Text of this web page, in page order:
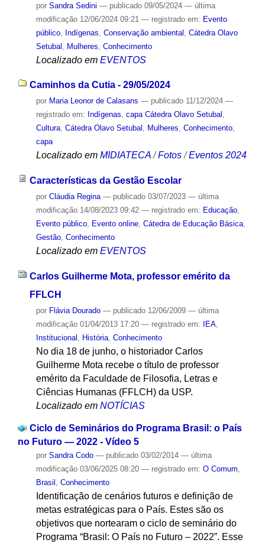
por Sandra Sedini — publicado09/05/2024 — última
modificação12/06/2024 09:21 — registrado em: Evento
público, Indígenas Conservação ambiental Cátedra Olavo
Setubal
Mulheres Conhecimento
Localizado em EVENTOS
Caminhos da Cutia - 29/05/2024
por Maria Leonor de Calasans — publicado11/12/2024 —
registrado em: Indígenas, capa Cátedra Olavo Setubal ,
Cultura, Cátedra Olavo Setubal , Mulheres, Conhecimento,
capa
Localizado em MIDIATECA /Fotos /Eventos 2024
Características da Gestão Escolar
por Cláudia Regina — publicado03/07/2023 — última
modificação14/08/2023 09:42 — registrado em: Educação,
Evento público, Evento online, Cátedra de Educação Básica,
Gestão, Conhecimento
Localizado em EVENTOS
Carlos Guilherme Mota, professor emérito da
FFLCH
por Flávia Dourado — publicado12/06/2009 — última
modificação01/04/2013 17:20 — registrado em: IEA,
Institucional
História, Conhecimento
No dia 18 de junho, o historiador Carlos
Guilherme Mota recebe o título de professor
emérito da Faculdade de Filosofia, Letras e
Ciências Humanas (FFLCH) da USP.
Localizado em NOTÍCIAS
Ciclo de Seminários do Programa Brasil: o País
no Futuro — 2022 - Vídeo 5
por Sandra Codo — publicado03/02/2014 — última
modificação03/06/2025 08:20 — registrado em: O Comum,
Brasil , Conhecimento
Identificação de cenários futuros e definição de
metas estratégicas para o País. Estes são os
objetivos que nortearam o ciclo de seminário do
Programa “Brasil: O País no Futuro – 2022”. Esse